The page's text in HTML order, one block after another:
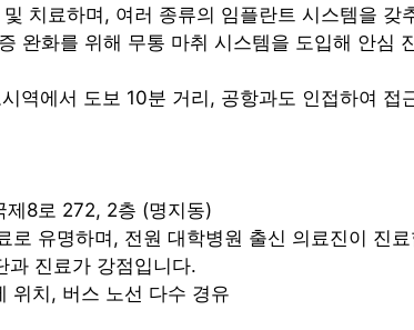
치료하며, 여러 종류의 임플란트 시스템을 갖
완화를 위해 무통 마취 시스템을 도입해 안심
역에서 도보 10분 거리, 공항과도 인접하여 접
제8로 272, 2층 (명지동)
로 유명하며, 전원 대학병원 출신 의료진이 진료
과 진료가 강점입니다.
위치, 버스 노선 다수 경유